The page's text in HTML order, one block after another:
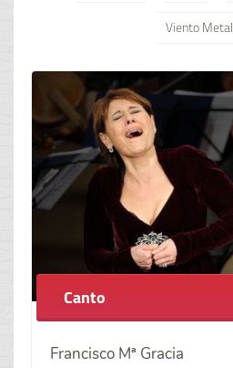
Viento Metal
Canto
Francisco Mª Gracia